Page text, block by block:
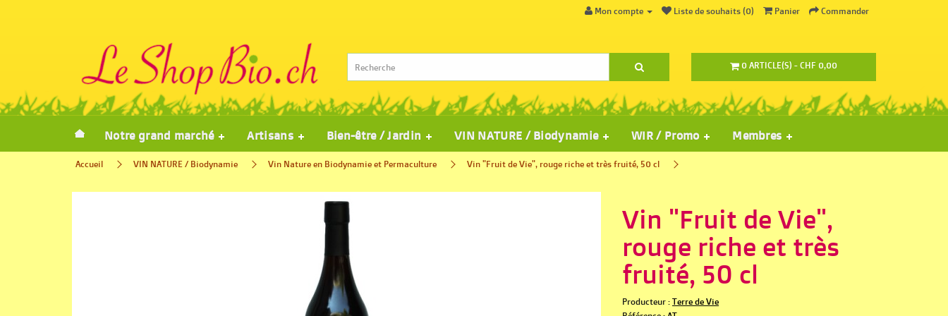
Mon compte Liste de souhaits (0) Panier Commander
0 ARTICLE(S) - CHF 0,00
Notre grand marché Artisans Bien-être / Jardin VIN NATURE / Biodynamie WIR / Promo Membres
Accueil VIN NATURE / Biodynamie Vin Nature en Biodynamie et Permaculture Vin "Fruit de Vie", rouge riche et très fruité, 50 cl
Vin "Fruit de Vie",
rouge riche et très
fruité, 50 cl
Producteur : Terre de Vie